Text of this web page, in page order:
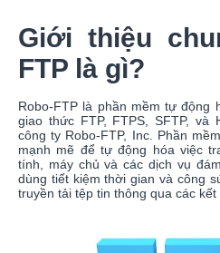
Giới thiệu
FTP là gì?
Robo-FTP là phần mềm tự động
giao thức FTP, FTPS, SFTP, và
công ty Robo-FTP, Inc. Phần
mạnh mẽ để tự động hóa việc
tính, máy chủ và các dịch vụ
dùng tiết kiệm thời gian và công
truyền tải tệp tin thông qua các